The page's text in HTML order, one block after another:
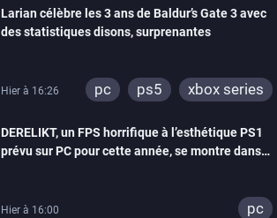
Larian célèbre les 3 ans de Baldur’s Gate 3 avec
des statistiques disons, surprenantes
Hier à 16:26 pc ps5 xbox series
DERELIKT, un FPS horrifique à l’esthétique PS1
prévu sur PC pour cette année, se montre dans
Hier à 16:00 pc